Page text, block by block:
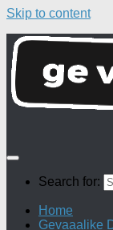
Skip to content
Search for:
Home
Gevaaalike